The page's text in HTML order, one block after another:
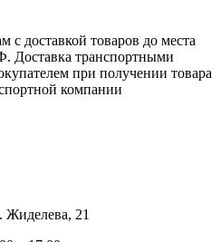
с доставкой товаров до места
Доставка транспортными
при получении товара
компании
Жиделева, 21